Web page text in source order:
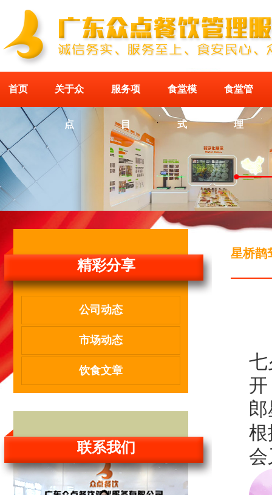
首页 关于众
点
服务项
目
食堂模
式
食堂管
理
精彩分享
公司动态
市场动态
饮食文章
联系我们
星桥鹊
七
根